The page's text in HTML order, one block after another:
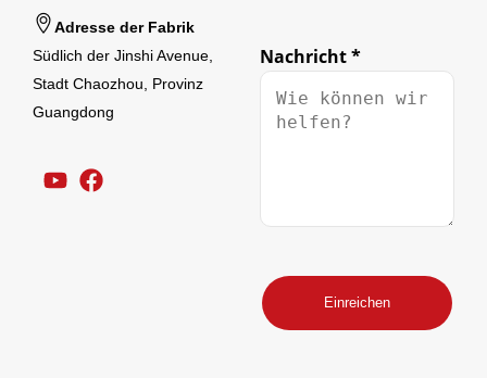
Adresse der Fabrik
Südlich der Jinshi Avenue,
Stadt Chaozhou, Provinz
Guangdong
Nachricht*
Einreichen